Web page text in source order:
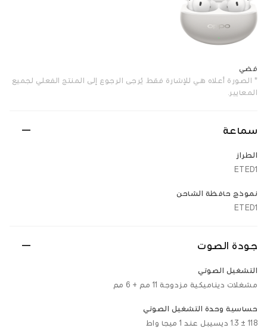
فضي
* الصورة أعلاه هي للإشارة فقط. يُرجى الرجوع إلى المنتج الفعلي لجميع
المعايير.
سماعة
الطراز
ETED1
نموذج حافظة الشاحن
ETED1
جودة الصوت
التشغيل الصوتي
مشغلات ديناميكية مزدوجة 11 مم + 6 مم
حساسية وحدة التشغيل الصوتي
118 ± 1.3 ديسيبل عند 1 ميجا واط